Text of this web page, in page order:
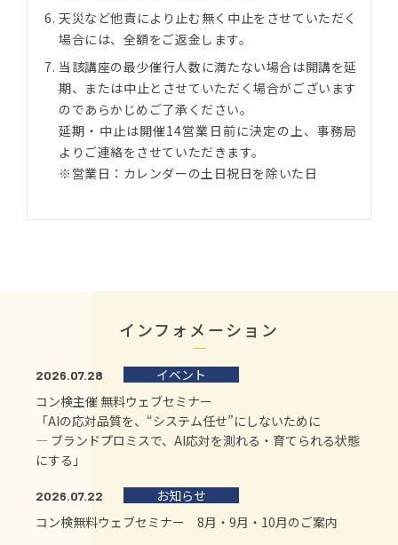
天災など他責により止む無く中止をさせていただく
場合には、全額をご返金します。
当該講座の最少催行人数に満たない場合は開講を延
期、または中止とさせていただく場合がございます
のであらかじめご了承ください。
延期・中止は開催14営業日前に決定の上、事務局
よりご連絡をさせていただきます。
※営業日：カレンダーの土日祝日を除いた日
インフォメーション
2026.07.28
イベント
コン検主催 無料ウェブセミナー
「AIの応対品質を、“システム任せ”にしないために
― ブランドプロミスで、AI応対を測れる・育てられる状態
にする」
2026.07.22
お知らせ
コン検無料ウェブセミナー 8月・9月・10月のご案内